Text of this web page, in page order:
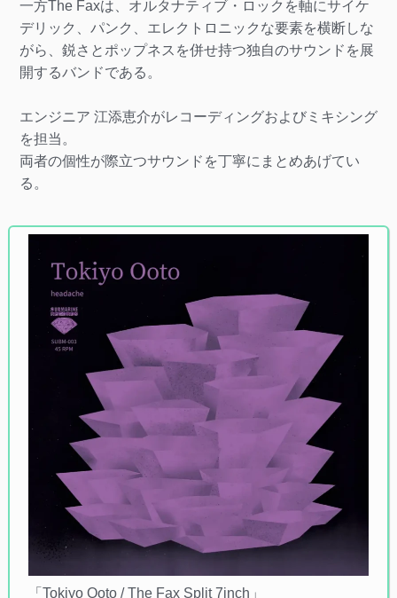
一方The Faxは、オルタナティブ・ロックを軸にサイケ
デリック、パンク、エレクトロニックな要素を横断しな
がら、鋭さとポップネスを併せ持つ独自のサウンドを展
開するバンドである。
エンジニア 江添恵介がレコーディングおよびミキシング
を担当。
両者の個性が際立つサウンドを丁寧にまとめあげてい
る。
「Tokiyo Ooto / The Fax Split 7inch」